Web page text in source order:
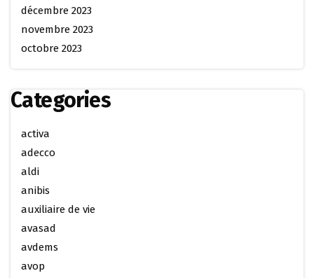
décembre 2023
novembre 2023
octobre 2023
Categories
activa
adecco
aldi
anibis
auxiliaire de vie
avasad
avdems
avop